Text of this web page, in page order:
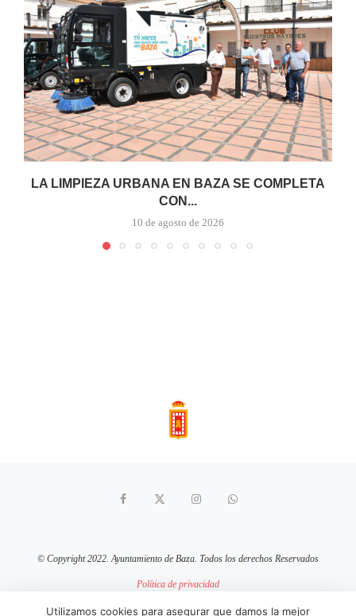
LA LIMPIEZA URBANA EN BAZA SE COMPLETA
CON...
10 de agosto de 2026
© Copyright 2022. Ayuntamiento de Baza. Todos los derechos Reservados
Política de privacidad
Política de cookies
Utilizamos cookies para asegurar que damos la mejor